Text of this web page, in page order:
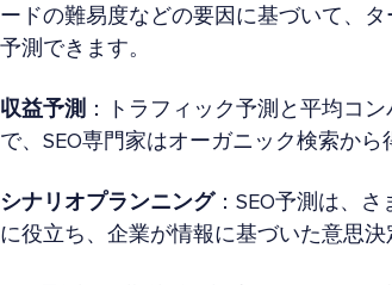
ードの難易度などの要因に基づいて、
予測できます。
収益予測
：トラフィック予測と平均コ
で、SEO専門家はオーガニック検索か
シナリオプランニング：SEO予測は、
に役立ち、企業が情報に基づいた意思決